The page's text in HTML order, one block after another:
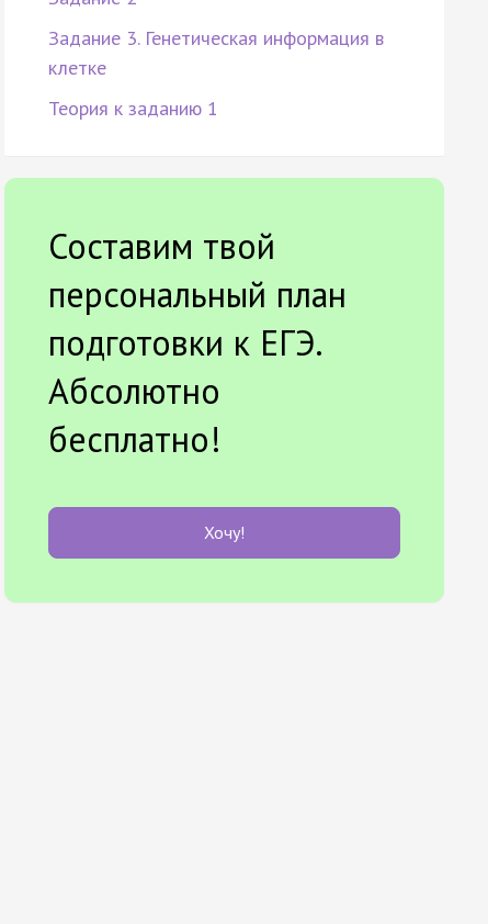
Задание 3. Генетическая информация в
клетке
Теория к заданию 1
Составим твой
персональный план
подготовки к ЕГЭ.
Абсолютно
бесплатно!
Хочу!